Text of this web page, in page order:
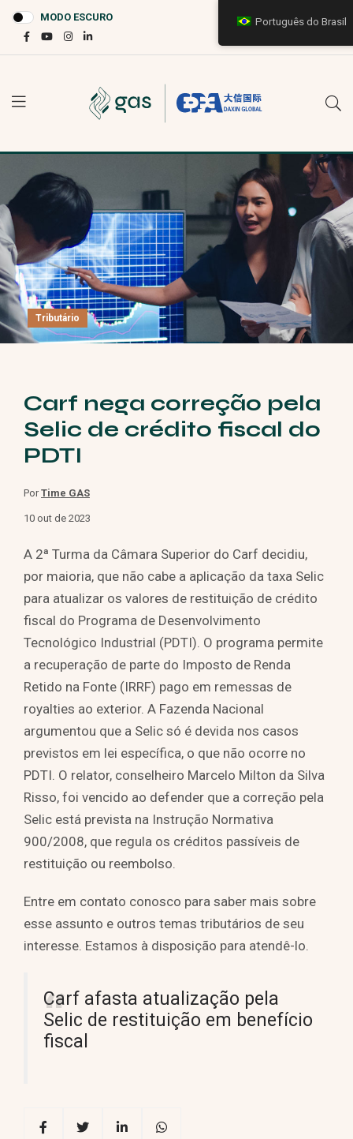
MODO ESCURO
Tributário
Carf nega correção pela
Selic de crédito fiscal do
PDTI
PorTime GAS
10 out de 2023
A 2ª Turma da Câmara Superior do Carf decidiu,
por maioria, que não cabe a aplicação da taxa Selic
para atualizar os valores de restituição de crédito
fiscal do Programa de Desenvolvimento
Tecnológico Industrial (PDTI). O programa permite
a recuperação de parte do Imposto de Renda
Retido na Fonte (IRRF) pago em remessas de
royalties ao exterior. A Fazenda Nacional
argumentou que a Selic só é devida nos casos
previstos em lei específica, o que não ocorre no
PDTI. O relator, conselheiro Marcelo Milton da Silva
Risso, foi vencido ao defender que a correção pela
Selic está prevista na Instrução Normativa
900/2008, que regula os créditos passíveis de
restituição ou reembolso.
Entre em contato conosco para saber mais sobre
esse assunto e outros temas tributários de seu
interesse. Estamos à disposição para atendê-lo.
Carf afasta atualização pela
Selic de restituição em benefício
fiscal
Português do Brasil